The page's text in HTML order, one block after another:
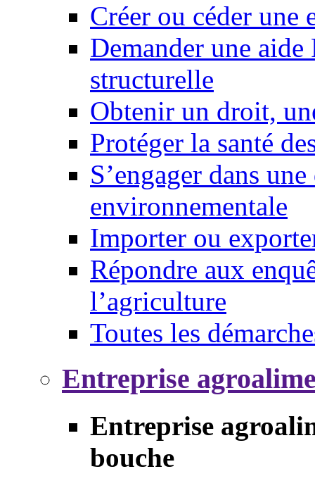
Créer ou céder une
Demander une
structurelle
Obtenir un droit,
Protéger la santé
S’engager dans
environnementale
Importer ou
Répondre aux
l’agriculture
Toutes les
Entreprise
Entreprise
bouche